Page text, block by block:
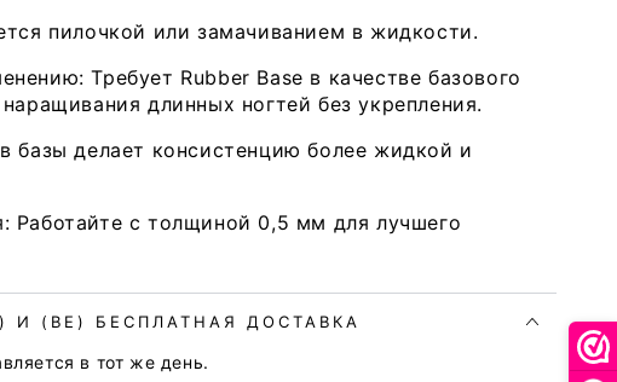
пилочкой или замачиванием в жидкости.
Требует Rubber Base в качестве базового
длинных ногтей без укрепления.
базы делает консистенцию более жидкой и
Работайте с толщиной 0,5 мм для лучшего
И (BE) БЕСПЛАТНАЯ ДОСТАВКА
в тот же день.